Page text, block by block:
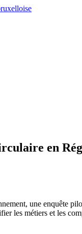
en
une enquête
les métiers et les